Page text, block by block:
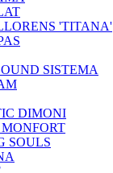
'TITANA'
SISTEMA
DIMONI
SOULS